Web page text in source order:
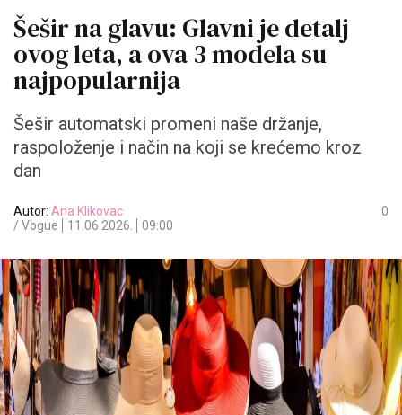
Šešir na glavu: Glavni je detalj
ovog leta, a ova 3 modela su
najpopularnija
Šešir automatski promeni naše držanje,
raspoloženje i način na koji se krećemo kroz
dan
Autor: Ana Klikovac
/ Vogue
11.06.2026. 09:00
0